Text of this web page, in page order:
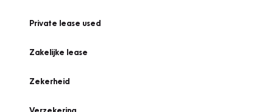
Private lease used
Zakelijke lease
Zekerheid